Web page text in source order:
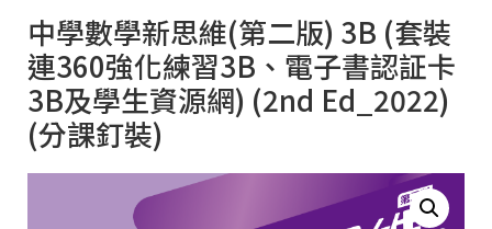
中學數學新思維(第二版) 3B (套裝
連360強化練習3B、電子書認証卡
3B及學生資源網) (2nd Ed_2022)
(分課釘裝)